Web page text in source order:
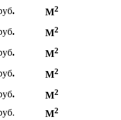
. М2
. М2
. М2
. М2
. М2
М2